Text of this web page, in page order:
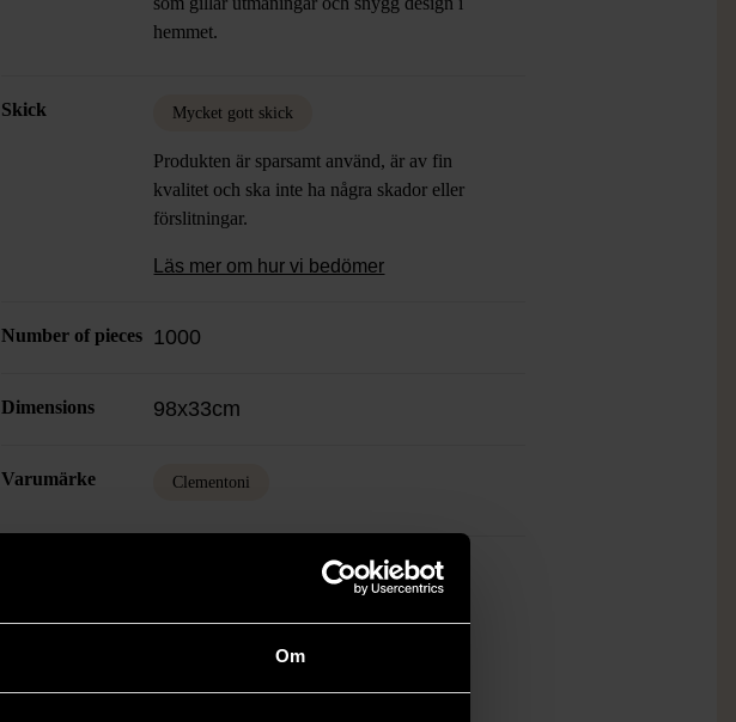
Om
hemmet.
Skick Mycket gott skick
Produkten är sparsamt använd, är av fin
kvalitet och ska inte ha några skador eller
förslitningar.
Läs mer om hur vi bedömer
Number of pieces 1000
Dimensions 98x33cm
Varumärke Clementoni
Produkten är unik och finns enbart som 1 st i lager.